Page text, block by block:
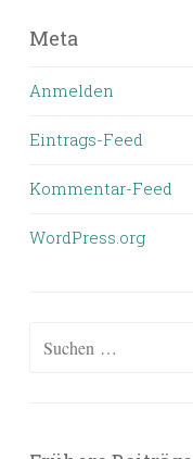
Meta
Anmelden
Eintrags-Feed
Kommentar-Feed
WordPress.org
Suchen